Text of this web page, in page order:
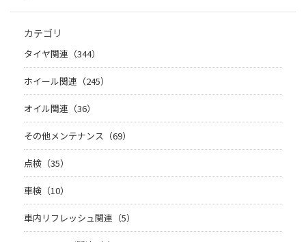
カテゴリ
タイヤ関連（344）
ホイール関連（245）
オイル関連（36）
その他メンテナンス（69）
点検（35）
車検（10）
車内リフレッシュ関連（5）